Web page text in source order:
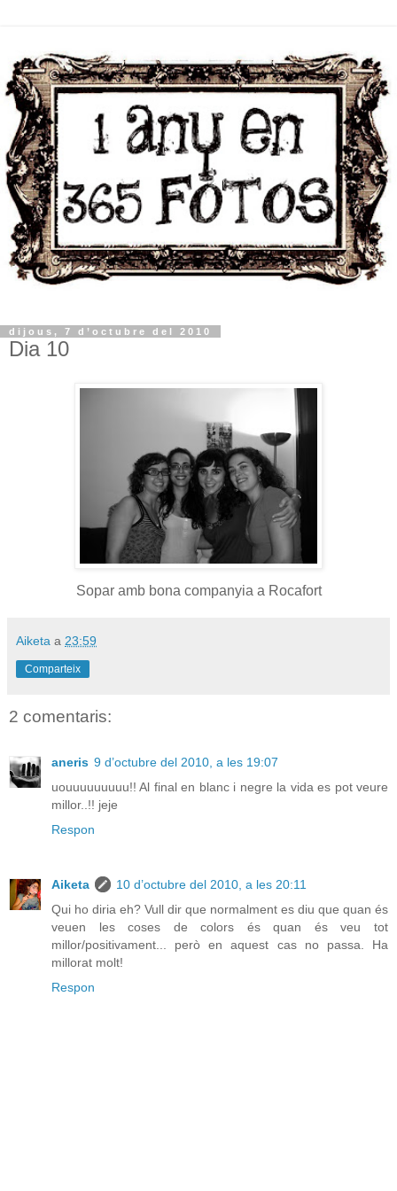
dijous, 7 d’octubre del 2010
Dia 10
Sopar amb bona companyia a Rocafort
Aiketa a 23:59
Comparteix
2 comentaris:
aneris 9 d’octubre del 2010, a les 19:07
uouuuuuuuuu!! Al final en blanc i negre la vida es pot veure
millor..!! jeje
Respon
Aiketa
10 d’octubre del 2010, a les 20:11
Qui ho diria eh? Vull dir que normalment es diu que quan és
veuen les coses de colors és quan és veu tot
millor/positivament... però en aquest cas no passa. Ha
millorat molt!
Respon